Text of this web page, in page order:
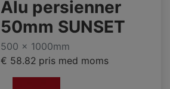
Alu persienner
50mm SUNSET
500 x 1000mm
€ 58.82 pris med moms